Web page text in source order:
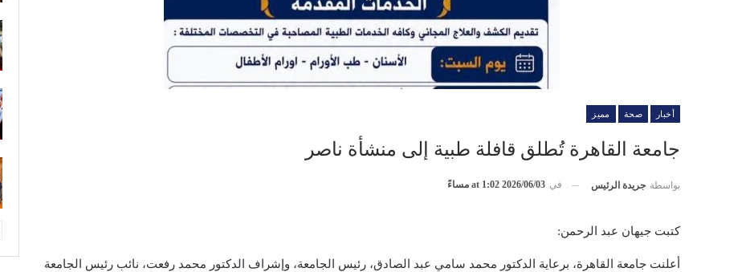
أخبار صحة مميز
جامعة القاهرة تُطلق قافلة طبية إلى منشأة ناصر
بواسطة جريدة الرئيس في 2026/06/03 at 1:02 مساءً
كتبت جيهان عبد الرحمن:
أعلنت جامعة القاهرة، برعاية الدكتور محمد سامي عبد الصادق، رئيس الجامعة، وإشراف الدكتور محمد رفعت، نائب رئيس الجامعة